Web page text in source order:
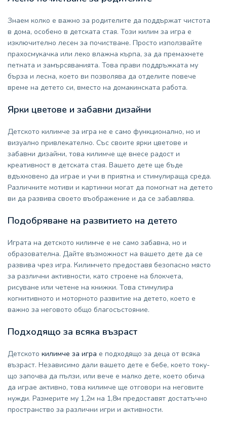
Знаем колко е важно за родителите да поддържат чистота
в дома, особено в детската стая. Този килим за игра е
изключително лесен за почистване. Просто използвайте
прахосмукачка или леко влажна кърпа, за да премахнете
петната и замърсяванията. Това прави поддръжката му
бърза и лесна, което ви позволява да отделите повече
време на детето си, вместо на домакинската работа.
Ярки цветове и забавни дизайни
Детското килимче за игра не е само функционално, но и
визуално привлекателно. Със своите ярки цветове и
забавни дизайни, това килимче ще внесе радост и
креативност в детската стая. Вашето дете ще бъде
вдъхновено да играе и учи в приятна и стимулираща среда.
Различните мотиви и картинки могат да помогнат на детето
ви да развива своето въображение и да се забавлява.
Подобряване на развитието на детето
Играта на детското килимче е не само забавна, но и
образователна. Дайте възможност на вашето дете да се
развива чрез игра. Килимчето предоставя безопасно място
за различни активности, като строене на блокчета,
рисуване или четене на книжки. Това стимулира
когнитивното и моторното развитие на детето, което е
важно за неговото общо благосъстояние.
Подходящо за всяка възраст
Детското килимче за игра е подходящо за деца от всяка
възраст. Независимо дали вашето дете е бебе, което току-
що започва да пълзи, или вече е малко дете, което обича
да играе активно, това килимче ще отговори на неговите
нужди. Размерите му 1,2м на 1,8м предоставят достатъчно
пространство за различни игри и активности.